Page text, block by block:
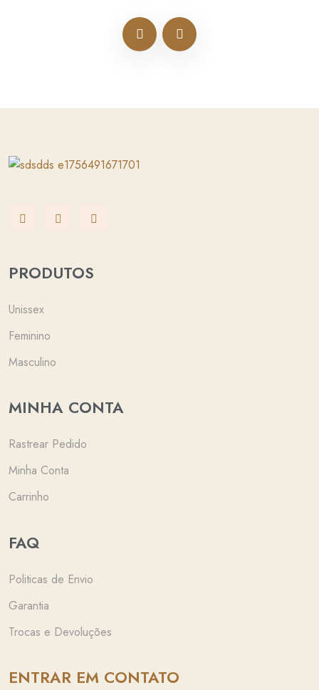
PRODUTOS
Unissex
Feminino
Masculino
MINHA CONTA
Rastrear Pedido
Minha Conta
Carrinho
FAQ
Politicas de Envio
Garantia
Trocas e Devoluções
ENTRAR EM CONTATO